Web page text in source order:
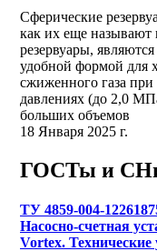
Сферические
как их еще называют
резервуары,
удобной формой для
сжиженного газа
давлениях (до 2,0
больших объемов
18 Января 2025 г.
ГОСТы и
ТУ 4859-004-
Насосно-счетная
Vortex. Технические